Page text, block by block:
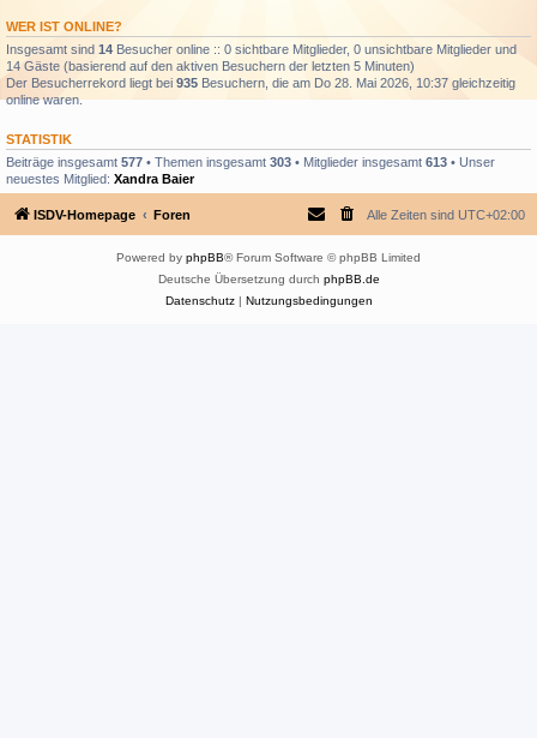
WER IST ONLINE?
Insgesamt sind 14 Besucher online :: 0 sichtbare Mitglieder, 0 unsichtbare Mitglieder und
14 Gäste (basierend auf den aktiven Besuchern der letzten 5 Minuten)
Der Besucherrekord liegt bei 935 Besuchern, die am Do 28. Mai 2026, 10:37 gleichzeitig
online waren.
STATISTIK
Beiträge insgesamt 577 • Themen insgesamt 303 • Mitglieder insgesamt 613 • Unser
neuestes Mitglied: Xandra Baier
ISDV-Homepage Foren Alle Zeiten sind UTC+02:00
Powered by phpBB® Forum Software © phpBB Limited
Deutsche Übersetzung durch phpBB.de
Datenschutz| Nutzungsbedingungen